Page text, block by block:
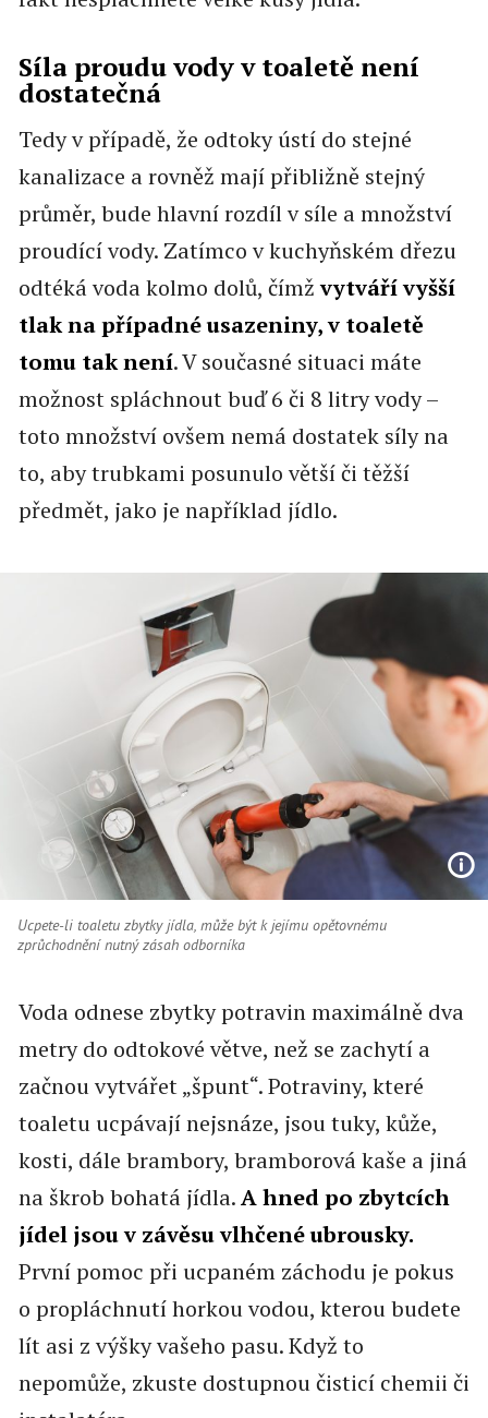
Síla proudu vody v toaletě není
dostatečná
Tedy v případě, že odtoky ústí do stejné
kanalizace a rovněž mají přibližně stejný
průměr, bude hlavní rozdíl v síle a množství
proudící vody. Zatímco v kuchyňském dřezu
odtéká voda kolmo dolů, čímžvytváří vyšší
tlak na případné usazeniny, v toaletě
tomu tak není. V současné situaci máte
možnost spláchnout buď 6 či 8 litry vody –
toto množství ovšem nemá dostatek síly na
to, aby trubkami posunulo větší či těžší
předmět, jako je například jídlo.
Ucpete-li toaletu zbytky jídla, může být k jejímu opětovnému
zprůchodnění nutný zásah odborníka
Voda odnese zbytky potravin maximálně dva
metry do odtokové větve, než se zachytí a
začnou vytvářet „špunt“. Potraviny, které
toaletu ucpávají nejsnáze, jsou tuky, kůže,
kosti, dále brambory, bramborová kaše a jiná
na škrob bohatá jídla.A hned po zbytcích
jídel jsou v závěsu vlhčené ubrousky.
První pomoc při ucpaném záchodu je pokus
o propláchnutí horkou vodou, kterou budete
lít asi z výšky vašeho pasu. Když to
nepomůže, zkuste dostupnou čisticí chemii či